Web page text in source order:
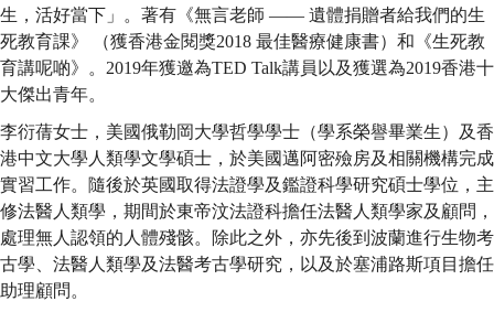
生，活好當下」。著有《無言老師 —— 遺體捐贈者給我們的生
死教育課》 （獲香港金閱獎2018 最佳醫療健康書）和《生死教
育講呢啲》。2019年獲邀為TED Talk講員以及獲選為2019香港十
大傑出青年。
李衍蒨女士，美國俄勒岡大學哲學學士（學系榮譽畢業生）及香
港中文大學人類學文學碩士，於美國邁阿密殮房及相關機構完成
實習工作。隨後於英國取得法證學及鑑證科學研究碩士學位，主
修法醫人類學，期間於東帝汶法證科擔任法醫人類學家及顧問，
處理無人認領的人體殘骸。除此之外，亦先後到波蘭進行生物考
古學、法醫人類學及法醫考古學研究，以及於塞浦路斯項目擔任
助理顧問。